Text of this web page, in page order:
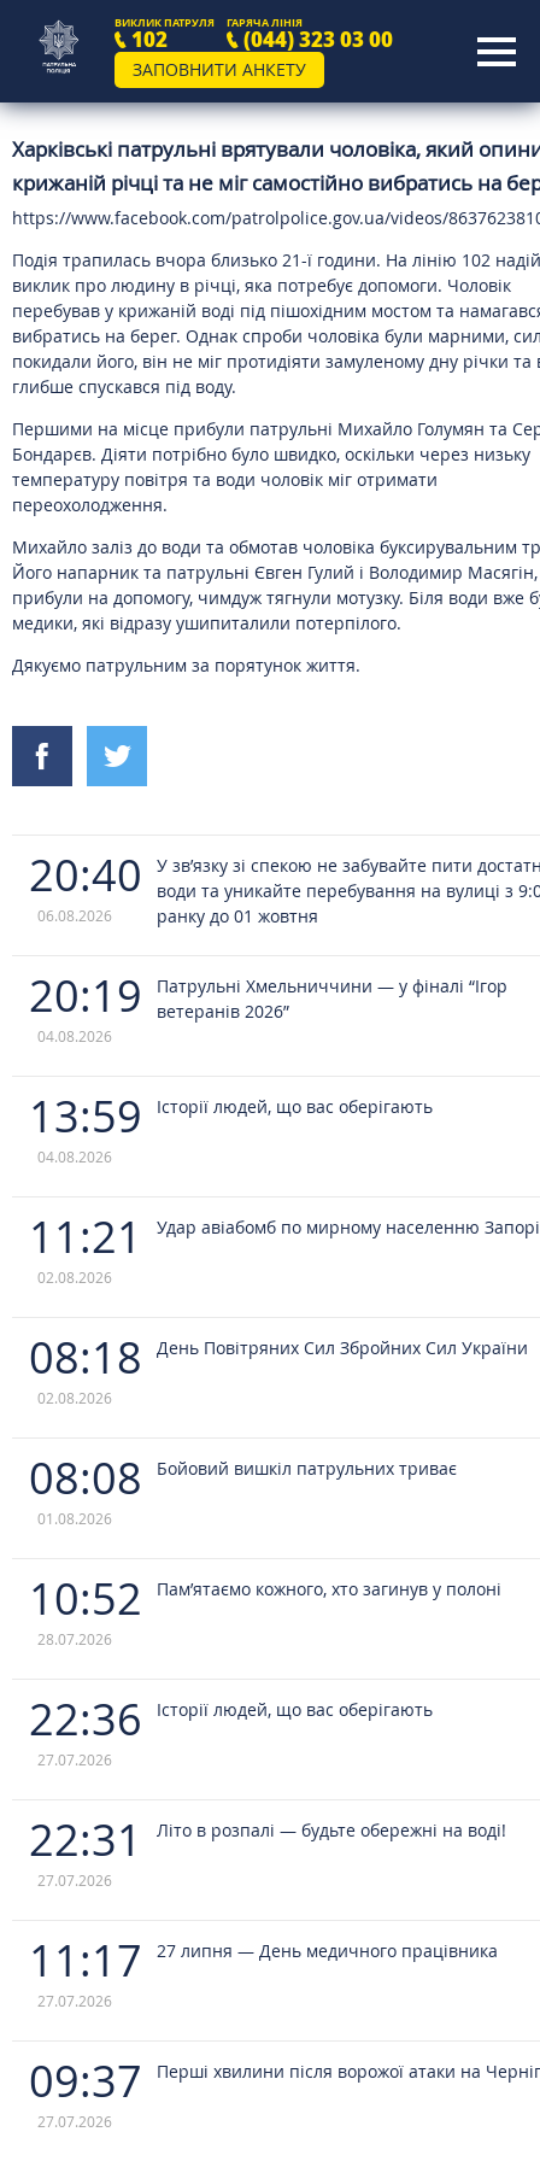
ВИКЛИК ПАТРУЛЯ
102
ГАРЯЧА ЛІНІЯ
(044) 323 03 00
ЗАПОВНИТИ АНКЕТУ
20:40
06.08.2026
У зв’язку зі спекою не забувайте пити
води та уникайте перебування на вулиці з
ранку до 01 жовтня
20:19
04.08.2026
Патрульні Хмельниччини — у фіналі “Ігор
ветеранів 2026”
13:59
04.08.2026
Історії людей, що вас оберігають
11:21
02.08.2026
Удар авіабомб по мирному населенню
08:18
02.08.2026
День Повітряних Сил Збройних Сил України
08:08
01.08.2026
Бойовий вишкіл патрульних триває
10:52
28.07.2026
Пам’ятаємо кожного, хто загинув у полоні
22:36
27.07.2026
Історії людей, що вас оберігають
22:31
27.07.2026
Літо в розпалі — будьте обережні на воді!
11:17
27.07.2026
27 липня — День медичного працівника
09:37
27.07.2026
Перші хвилини після ворожої атаки на
Харківські патрульні врятували чоловіка, який
крижаній річці та не міг самостійно вибратись на
https://www.facebook.com/patrolpolice.gov.ua/videos/
Подія трапилась вчора близько 21-ї години. На лінію 102
виклик про людину в річці, яка потребує допомоги. Чоловік
перебував у крижаній воді під пішохідним мостом та
вибратись на берег. Однак спроби чоловіка були марними,
покидали його, він не міг протидіяти замуленому дну річки та
глибше спускався під воду.
Першими на місце прибули патрульні Михайло Голумян та
Бондарєв. Діяти потрібно було швидко, оскільки через низьку
температуру повітря та води чоловік міг отримати
переохолодження.
Михайло заліз до води та обмотав чоловіка буксирувальним
Його напарник та патрульні Євген Гулий і Володимир Масягін,
прибули на допомогу, чимдуж тягнули мотузку. Біля води вже
медики, які відразу ушипиталили потерпілого.
Дякуємо патрульним за порятунок життя.